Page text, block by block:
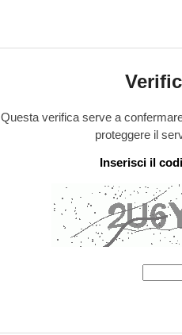
Questa verifica serve a
proteggere il
Inserisci il